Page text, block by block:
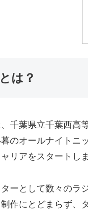
は？
千葉県立千葉西高
のオールナイトニ
リアをスタートし
ーとして数々のラ
作にとどまらず、